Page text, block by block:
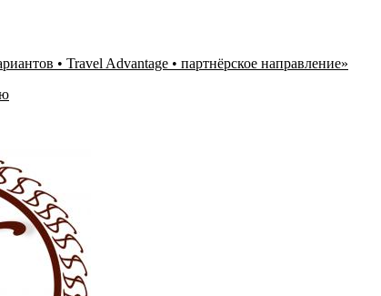
• Travel Advantage • партнёрское направление»